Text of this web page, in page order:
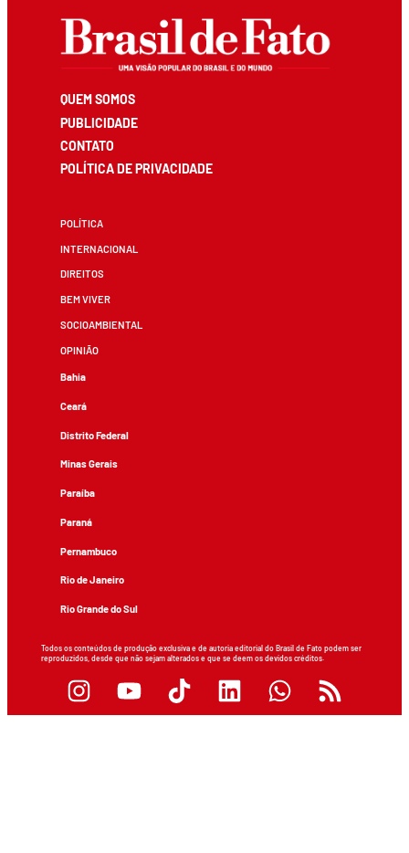
QUEM SOMOS
PUBLICIDADE
CONTATO
POLÍTICA DE PRIVACIDADE
POLÍTICA
INTERNACIONAL
DIREITOS
BEM VIVER
SOCIOAMBIENTAL
OPINIÃO
Bahia
Ceará
Distrito Federal
Minas Gerais
Paraíba
Paraná
Pernambuco
Rio de Janeiro
Rio Grande do Sul
Todos os conteúdos de produção exclusiva e de autoria editorial do Brasil de Fato podem ser
reproduzidos, desde que não sejam alterados e que se deem os devidos créditos.